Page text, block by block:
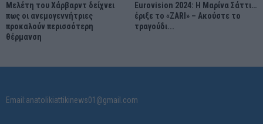
Μελέτη του Χάρβαρντ δείχνει
πως οι ανεμογεννήτριες
προκαλούν περισσότερη
θέρμανση
Eurovision 2024: Η Μαρίνα Σάττι…
έριξε το «ZARI» – Ακούστε το
τραγούδι...
Email:anatolikiattikinews01@gmail.com